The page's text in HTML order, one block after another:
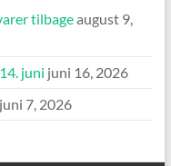
tilbageaugust 9,
juni juni 16, 2026
juni 7, 2026